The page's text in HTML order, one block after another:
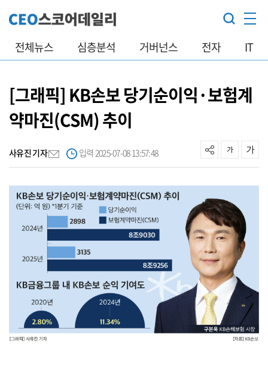
전체뉴스 심층분석 거버넌스 전자 IT
[그래픽] KB손보 당기순이익·보험계
약마진(CSM) 추이
사유진 기자 입력 2025-07-08 13:57:48